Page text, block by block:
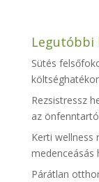
Legutóbbi
Sütés
Rezsistressz
az
Kerti wellness
medenceásás
Párátlan